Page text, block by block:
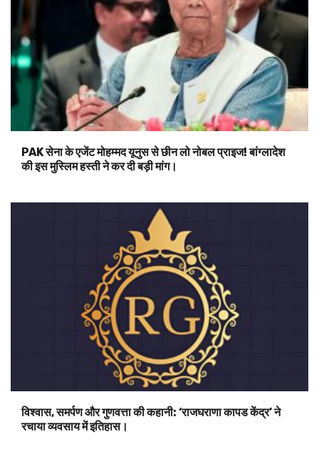
PAK सेना के एजेंट मोहम्मद यूनुस से छीन लो नोबल प्राइज! बांग्लादेश
की इस मुस्लिम हस्ती ने कर दी बड़ी मांग।
विश्वास, समर्पण और गुणवत्ता की कहानी: ‘राजघराणा कापड केंद्र’ ने
रचाया व्यवसाय में इतिहास।